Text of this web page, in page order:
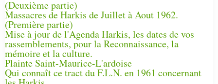
(Deuxième partie)
Massacres de Harkis de Juillet à Aout 1962.
(Première partie)
Mise à jour de l'Agenda Harkis, les dates de vos
rassemblements, pour la Reconnaissance, la
mémoire et la culture.
Plainte Saint-Maurice-L'ardoise
Qui connaît ce tract du F.L.N. en 1961 concernant